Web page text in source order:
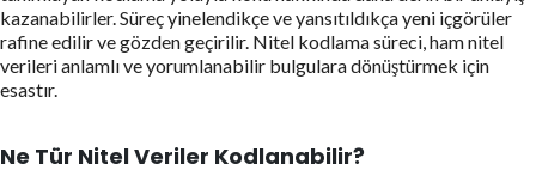
kazanabilirler. Süreç yinelendikçe ve yansıtıldıkça yeni içgörüler
rafine edilir ve gözden geçirilir. Nitel kodlama süreci, ham nitel
verileri anlamlı ve yorumlanabilir bulgulara dönüştürmek için
esastır.
Ne Tür Nitel Veriler Kodlanabilir?